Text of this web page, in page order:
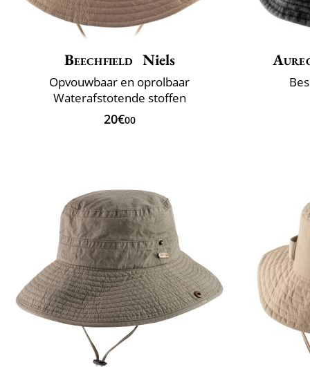
Beechfield Niels
Opvouwbaar en oprolbaar
Waterafstotende stoffen
20€00